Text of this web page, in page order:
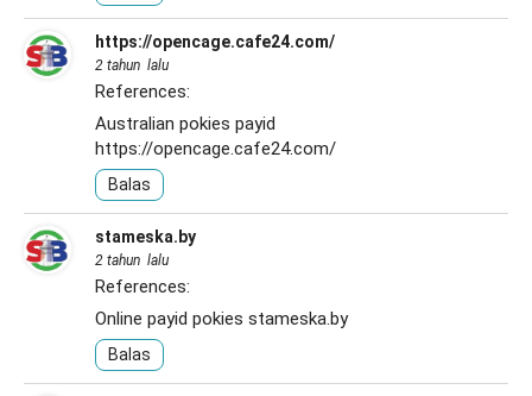
https://opencage.cafe24.com/
2 tahun lalu
References:
Australian pokies payid
https://opencage.cafe24.com/
Balas
stameska.by
2 tahun lalu
References:
Online payid pokies stameska.by
Balas